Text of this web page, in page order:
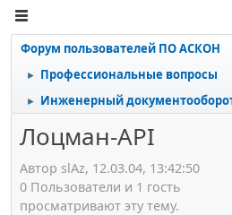
Форум пользователей ПО АСКОН
► Профессиональные вопросы
► Инженерный
Лоцман-API
Автор slАz, 12.03.04, 13:42:50
0 Пользователи и 1 гость
просматривают эту тему.